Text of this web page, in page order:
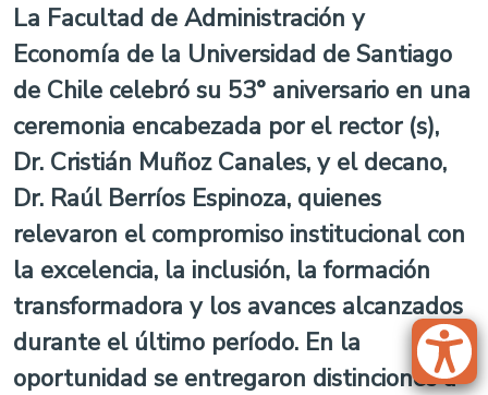
La Facultad de Administración y
Economía de la Universidad de Santiago
de Chile celebró su 53° aniversario en una
ceremonia encabezada por el rector (s),
Dr. Cristián Muñoz Canales, y el decano,
Dr. Raúl Berríos Espinoza, quienes
relevaron el compromiso institucional con
la excelencia, la inclusión, la formación
transformadora y los avances alcanzados
durante el último período. En la
oportunidad se entregaron distinciones a